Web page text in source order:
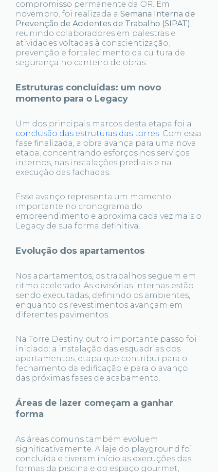
compromisso permanente da OR. Em
novembro, foi realizada a Semana Interna de
Prevenção de Acidentes de Trabalho (SIPAT),
reunindo colaboradores em palestras e
atividades voltadas à conscientização,
prevenção e fortalecimento da cultura de
segurança no canteiro de obras.
Estruturas concluídas: um novo
momento para o Legacy
Um dos principais marcos desta etapa foi a
conclusão das estruturas das torres. Com essa
fase finalizada, a obra avança para uma nova
etapa, concentrando esforços nos serviços
internos, nas instalações prediais e na
execução das fachadas.
Esse avanço representa um momento
importante no cronograma do
empreendimento e aproxima cada vez mais o
Legacy de sua forma definitiva.
Evolução dos apartamentos
Nos apartamentos, os trabalhos seguem em
ritmo acelerado. As divisórias internas estão
sendo executadas, definindo os ambientes,
enquanto os revestimentos avançam em
diferentes pavimentos.
Na Torre Destiny, outro importante passo foi
iniciado: a instalação das esquadrias dos
apartamentos, etapa que contribui para o
fechamento da edificação e para o avanço
das próximas fases de acabamento.
Áreas de lazer começam a ganhar
forma
As áreas comuns também evoluem
significativamente. A laje do playground foi
concluída e tiveram início as execuções das
formas da piscina e do espaço gourmet,